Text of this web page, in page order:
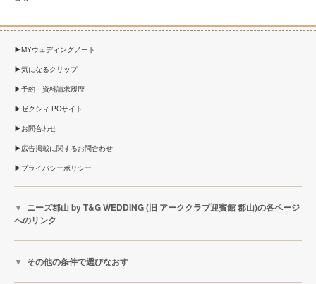
MYウェディングノート
気になるクリップ
予約・資料請求履歴
ゼクシィ PCサイト
お問合わせ
広告掲載に関するお問合わせ
プライバシーポリシー
ニーズ郡山 by T&G WEDDING (旧 アーククラブ迎賓館 郡山)の各ページ
へのリンク
その他の条件で選びなおす